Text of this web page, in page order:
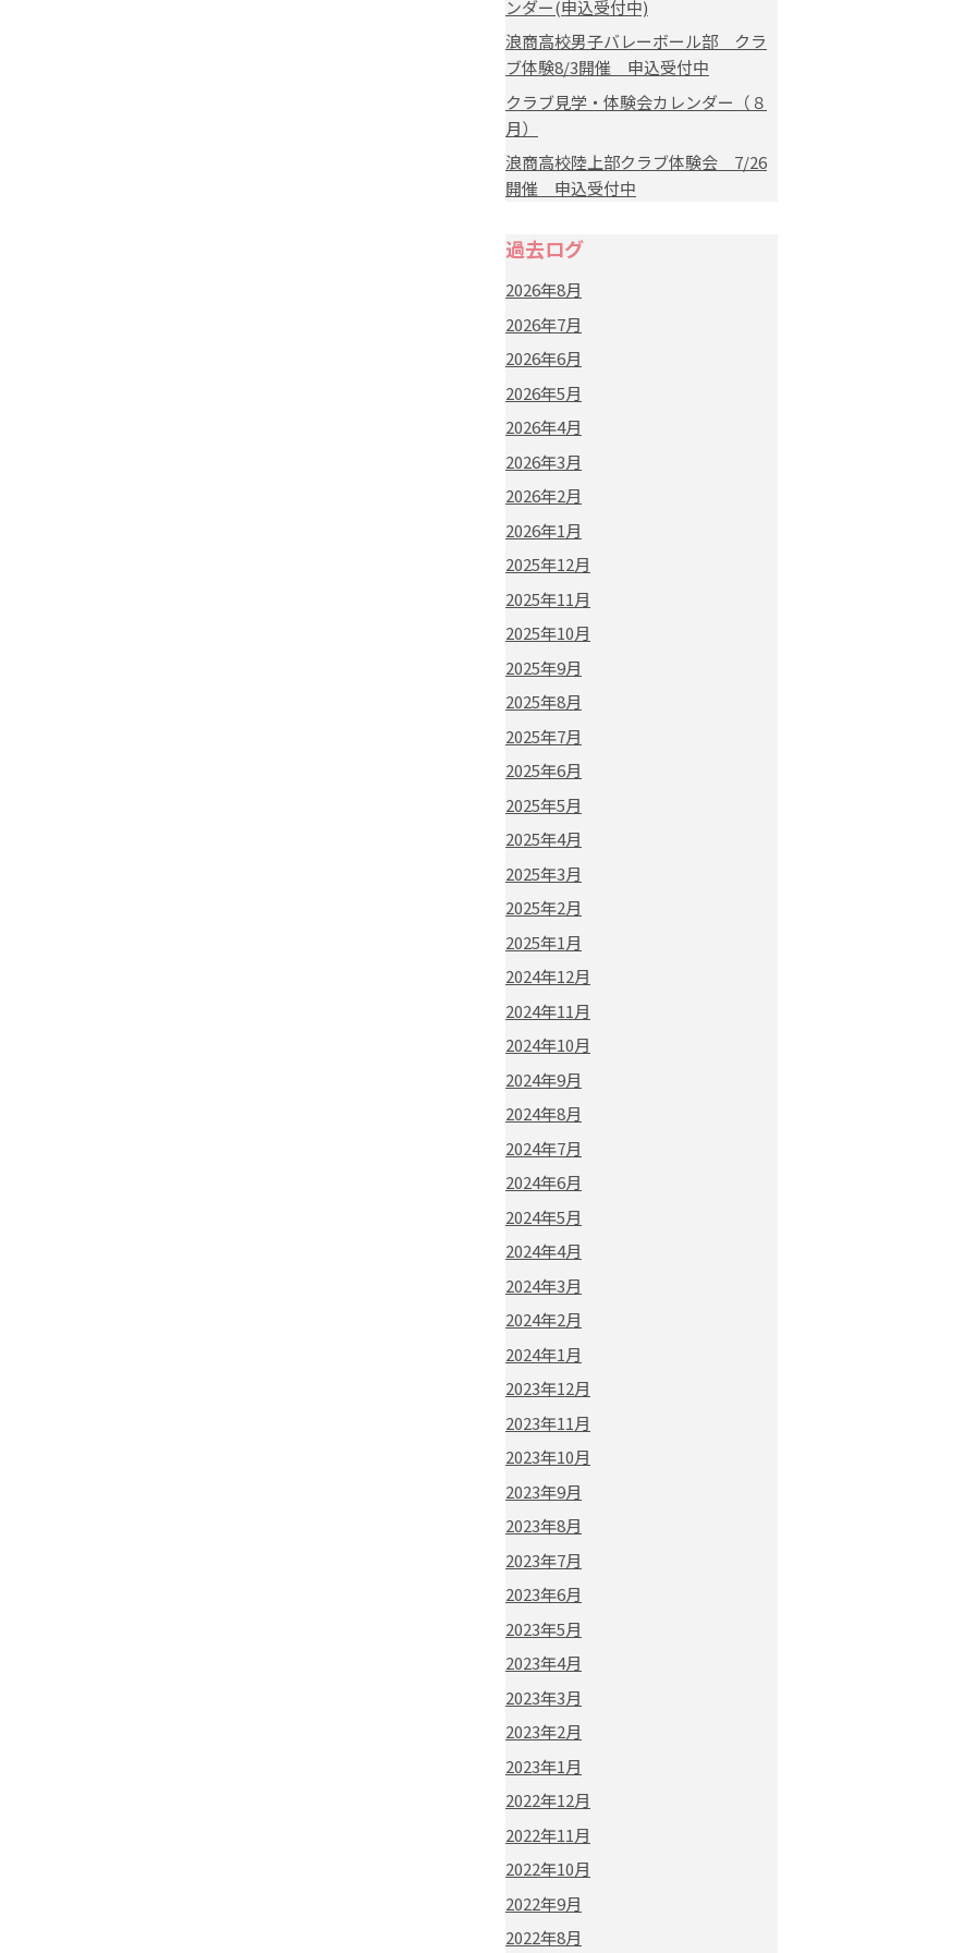
ンダー(申込受付中)
浪商高校男子バレーボール部 クラ
ブ体験8/3開催 申込受付中
クラブ見学・体験会カレンダー（８
月）
浪商高校陸上部クラブ体験会 7/26
開催 申込受付中
過去ログ
2026年8月
2026年7月
2026年6月
2026年5月
2026年4月
2026年3月
2026年2月
2026年1月
2025年12月
2025年11月
2025年10月
2025年9月
2025年8月
2025年7月
2025年6月
2025年5月
2025年4月
2025年3月
2025年2月
2025年1月
2024年12月
2024年11月
2024年10月
2024年9月
2024年8月
2024年7月
2024年6月
2024年5月
2024年4月
2024年3月
2024年2月
2024年1月
2023年12月
2023年11月
2023年10月
2023年9月
2023年8月
2023年7月
2023年6月
2023年5月
2023年4月
2023年3月
2023年2月
2023年1月
2022年12月
2022年11月
2022年10月
2022年9月
2022年8月